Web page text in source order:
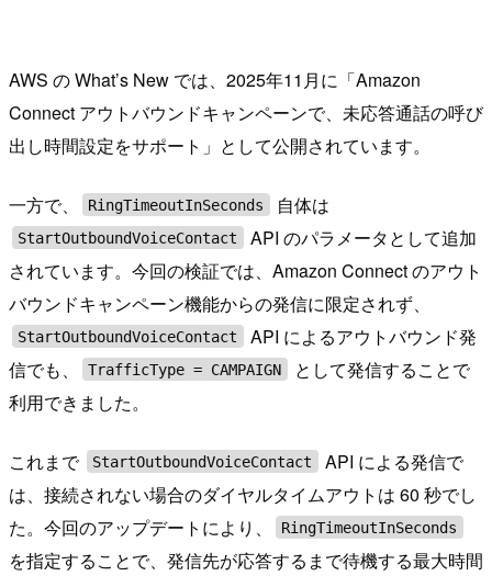
AWS の What’s New では、2025年11月に「Amazon
Connect アウトバウンドキャンペーンで、未応答通話の呼び
出し時間設定をサポート」として公開されています。
一方で、 RingTimeoutInSeconds 自体は
StartOutboundVoiceContact
API のパラメータとして追加
されています。今回の検証では、Amazon Connect のアウト
バウンドキャンペーン機能からの発信に限定されず、
StartOutboundVoiceContact
API によるアウトバウンド発
信でも、
TrafficType = CAMPAIGN
として発信することで
利用できました。
これまで StartOutboundVoiceContact
API による発信で
は、接続されない場合のダイヤルタイムアウトは 60 秒でし
た。今回のアップデートにより、
RingTimeoutInSeconds
を指定することで、発信先が応答するまで待機する最大時間